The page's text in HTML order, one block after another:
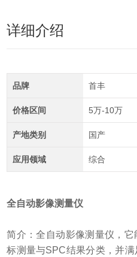
详细介绍
品牌 首丰
价格区间 5万-10万
产地类别 国产
应用领域 综合
全自动影像测量仪
简介：全自动影像测量仪，
标测量与SPC结果分类，并